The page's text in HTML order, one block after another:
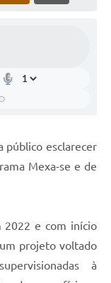
público esclarecer
Mexa-se e de
2022 e com início
projeto voltado
à